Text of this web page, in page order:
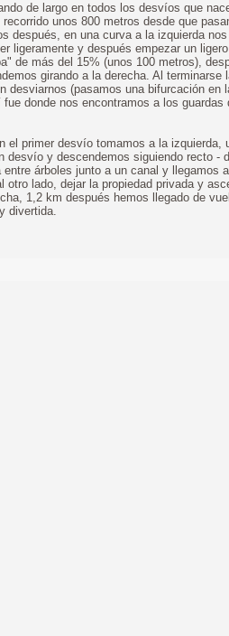
de largo en todos los desvíos que
unos 800 metros desde que
después, en una curva a la izquierda
ligeramente y después empezar un
de más del 15% (unos 100 metros),
girando a la derecha. Al terminarse
desviarnos (pasamos una bifurcación en
donde nos encontramos a los guardas
el primer desvío tomamos a la izquierda,
desvío y descendemos siguiendo recto -
árboles junto a un canal y llegamos
lado, dejar la propiedad privada y
1,2 km después hemos llegado de
divertida.